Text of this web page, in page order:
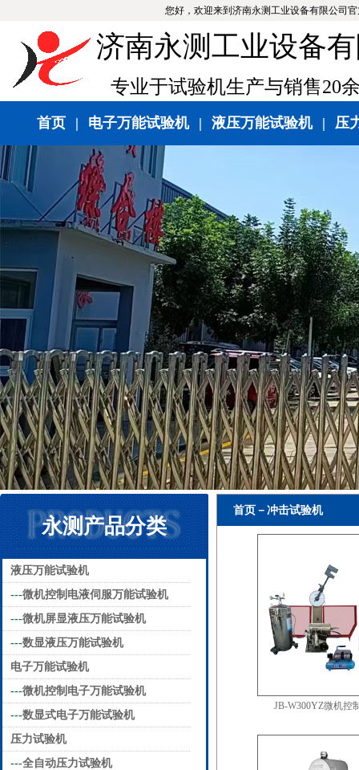
您好，欢迎来到济南永测工业设备有限公司
济南永测工业设备
专业于试验机生产与销售20
首页 | 电子万能试验机 | 液压万能试验机 | 压
永测产品分类
液压万能试验机
---微机控制电液伺服万能试验机
---微机屏显液压万能试验机
---数显液压万能试验机
电子万能试验机
---微机控制电子万能试验机
---数显式电子万能试验机
压力试验机
---全自动压力试验机
首页－冲击试验机
JB-W300YZ微机控